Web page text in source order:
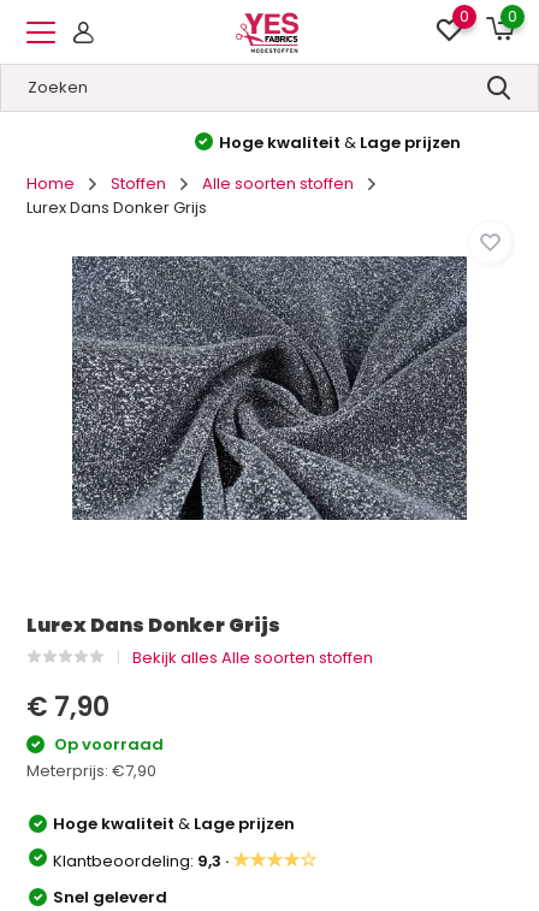
0 0
Hoge kwaliteit&Lage prijzen
Home
Stoffen
Alle soorten stoffen
Lurex Dans Donker Grijs
Lurex Dans Donker Grijs
Bekijk alles Alle soorten stoffen
€ 7,90
Op voorraad
Meterprijs:€7,90
Hoge kwaliteit& Lage prijzen
Klantbeoordeling: 9,3 ·★★★★☆
Snel geleverd